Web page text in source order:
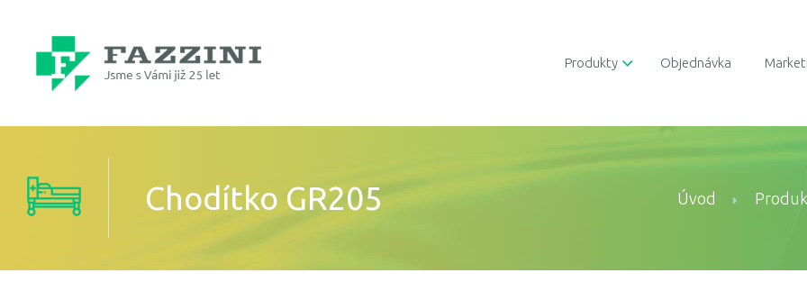
Produkty Objednávka
Chodítko GR205 Úvod